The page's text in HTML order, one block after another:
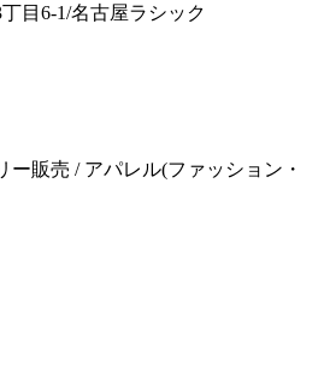
目6-1/名古屋ラシック
ー販売 / アパレル(ファッション・